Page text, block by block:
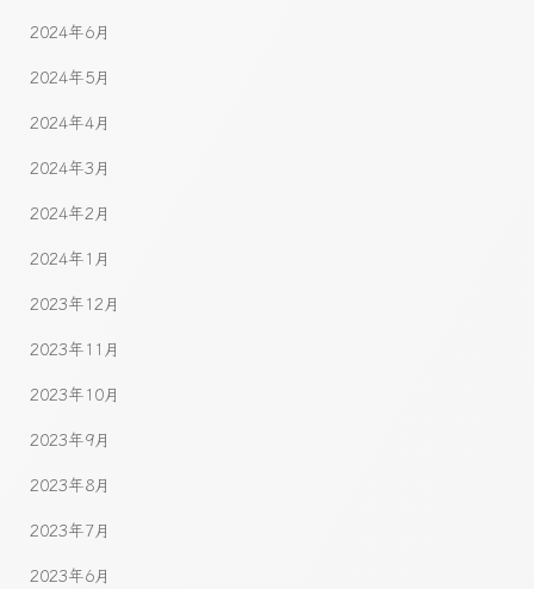
2024年6月
2024年5月
2024年4月
2024年3月
2024年2月
2024年1月
2023年12月
2023年11月
2023年10月
2023年9月
2023年8月
2023年7月
2023年6月